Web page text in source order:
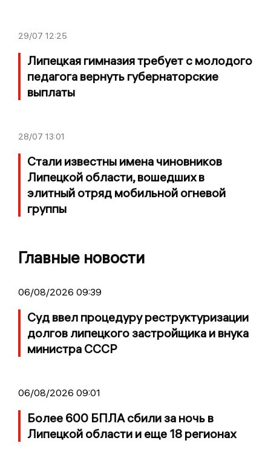
29/07 12:25
Липецкая гимназия требует с молодого
педагога вернуть губернаторские
выплаты
28/07 13:01
Стали известны имена чиновников
Липецкой области, вошедших в
элитный отряд мобильной огневой
группы
Главные новости
06/08/2026 09:39
Суд ввел процедуру реструктуризации
долгов липецкого застройщика и внука
министра СССР
06/08/2026 09:01
Более 600 БПЛА сбили за ночь в
Липецкой области и еще 18 регионах